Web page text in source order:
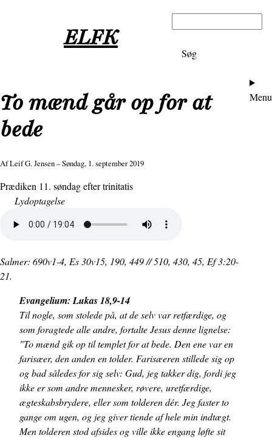
ELFK
Søg
To mænd går op for at
bede
AfLeif G. Jensen– Søndag, 1. september 2019
Prædiken 11. søndag efter trinitatis
Lydoptagelse
Salmer: 690v1-4, Es 30v15, 190, 449 // 510, 430, 45, Ef 3:20-
21.
Evangelium: Lukas 18,9-14
Til nogle, som stolede på, at de selv var retfærdige, og
som foragtede alle andre, fortalte Jesus denne lignelse:
"To mænd gik op til templet for at bede. Den ene var en
farisæer, den anden en tolder. Farisæeren stillede sig op
og bad således for sig selv: Gud, jeg takker dig, fordi jeg
ikke er som andre mennesker, røvere, uretfærdige,
ægteskabs­brydere, eller som tolderen dér. Jeg faster to
gange om ugen, og jeg giver tiende af hele min indtægt.
Men tolderen stod afsides og ville ikke engang løfte sit
Menu